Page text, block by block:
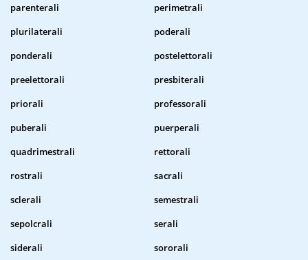
parenterali
perimetrali
plurilaterali
poderali
ponderali
postelettorali
preelettorali
presbiterali
priorali
professorali
puberali
puerperali
quadrimestrali
rettorali
rostrali
sacrali
sclerali
semestrali
sepolcrali
serali
siderali
sororali